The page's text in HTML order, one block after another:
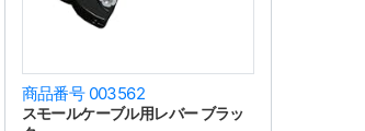
商品番号 003562
スモールケーブル用レバー ブラッ